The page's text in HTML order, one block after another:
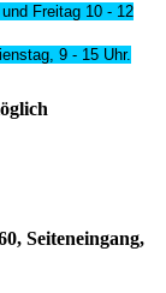
Freitag 10 - 12
9 - 15 Uhr.
Seiteneingang,